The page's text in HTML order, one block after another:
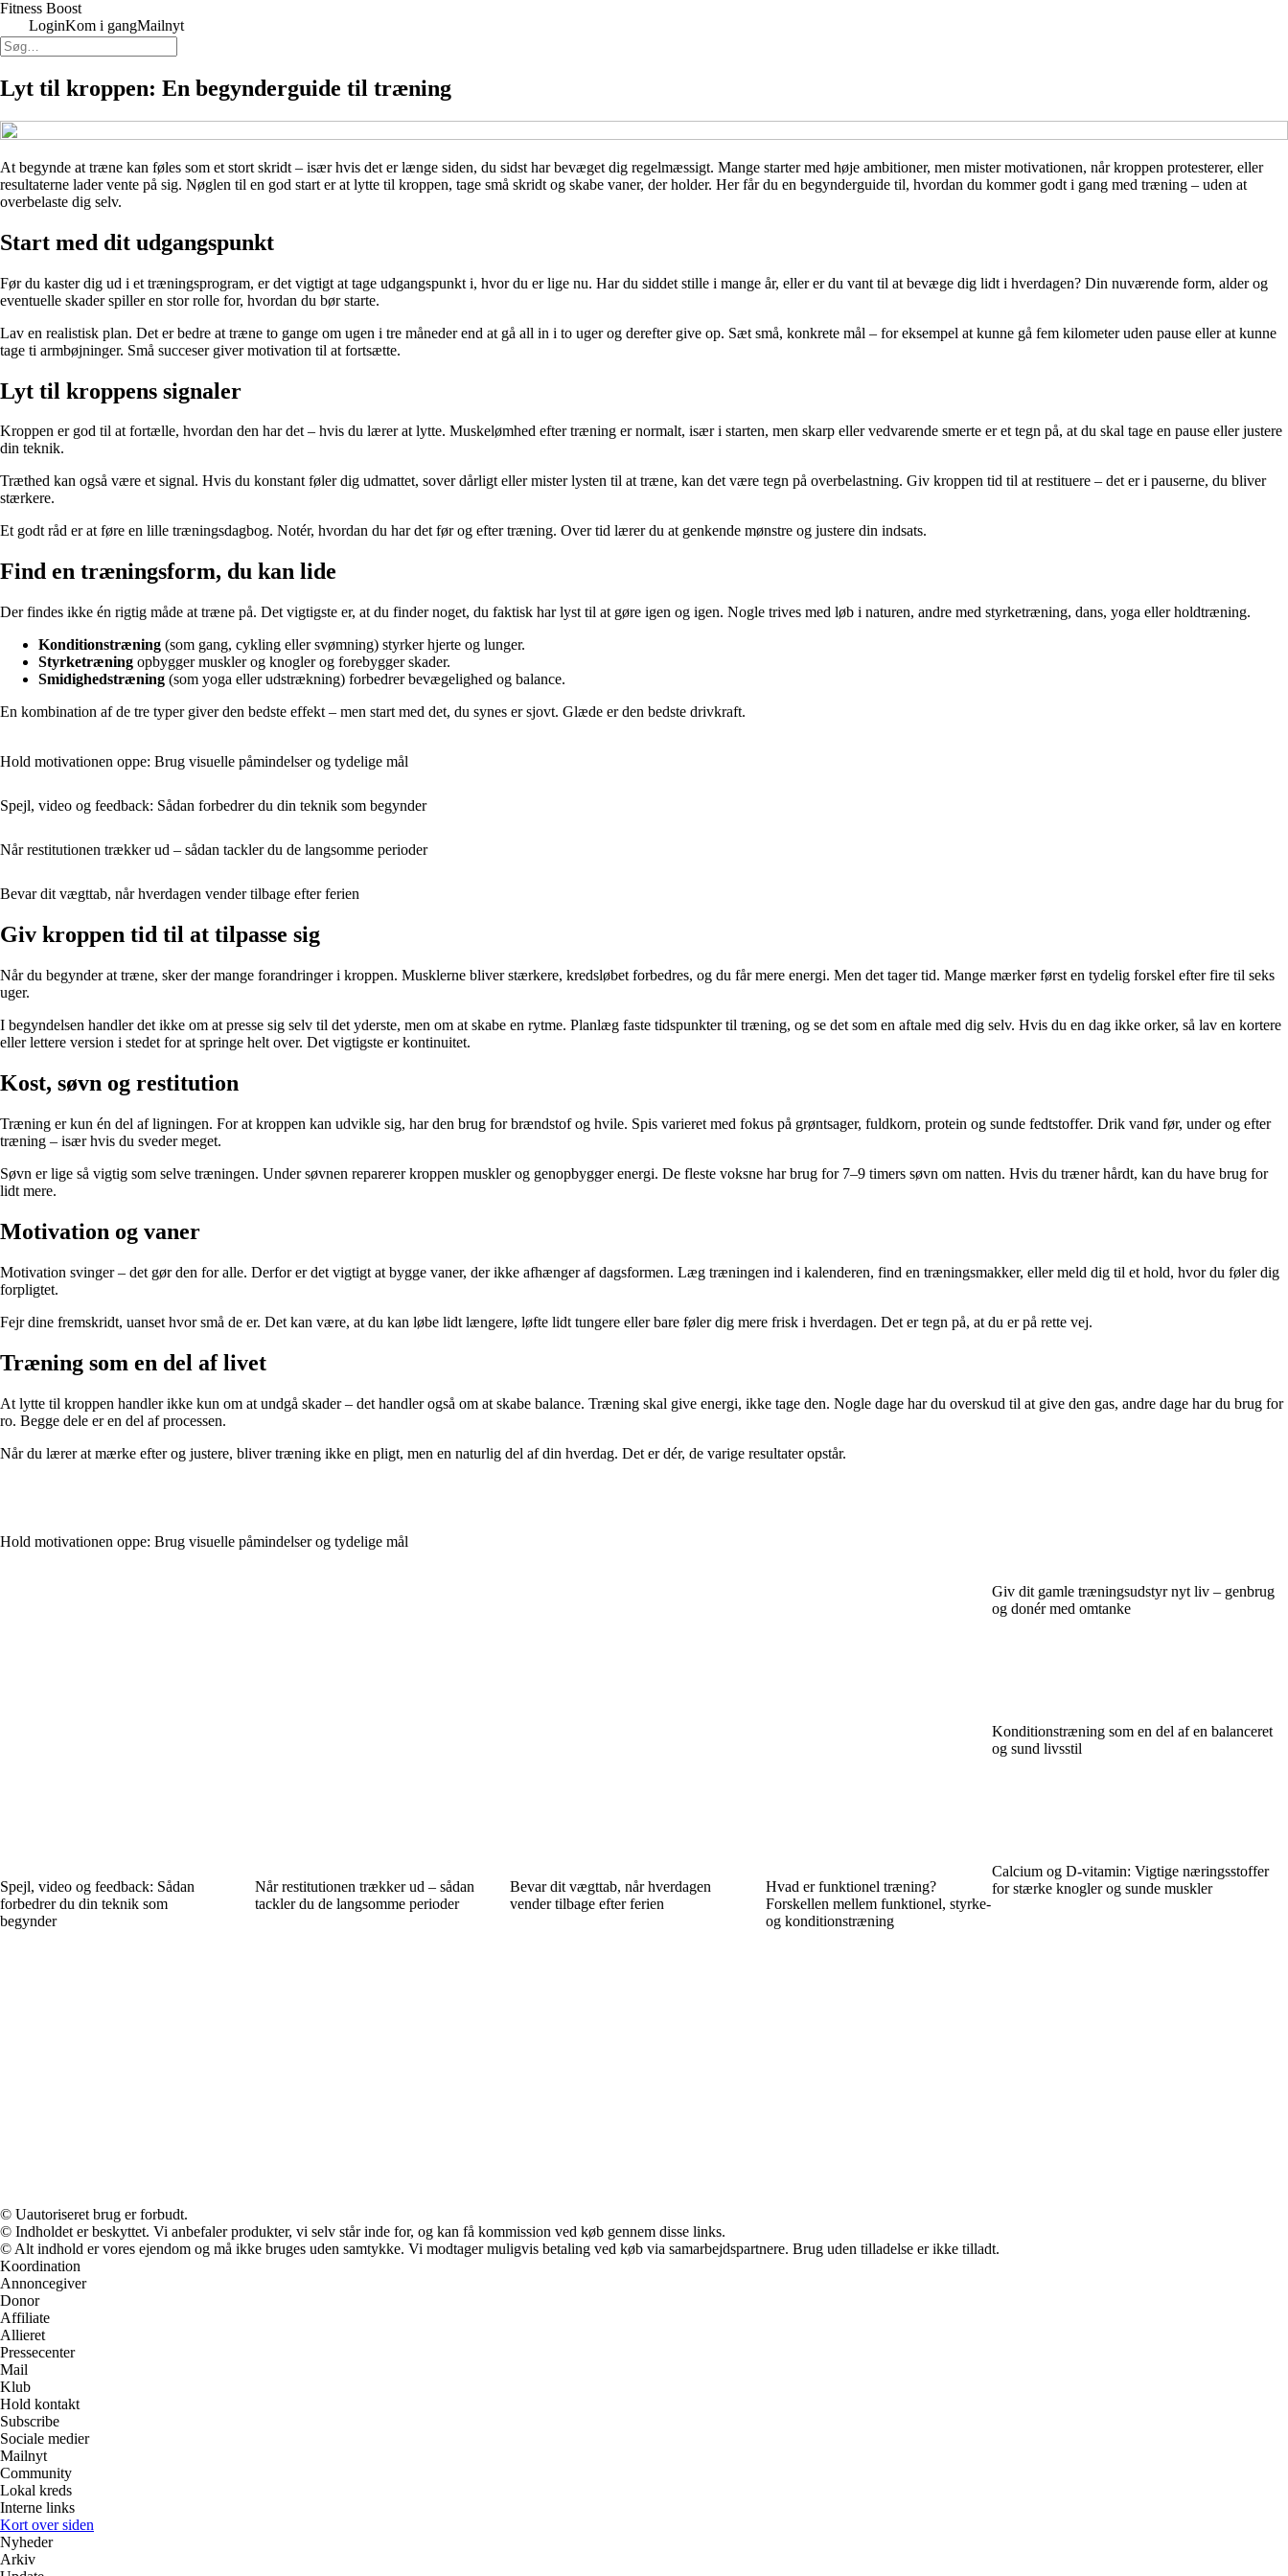
Fitness Boost
LoginKom i gangMailnyt
Lyt til kroppen: En begynder­guide til træning
At begynde at træne kan føles som et stort skridt – især hvis det er længe siden, du sidst har bevæget dig regelmæssigt. Mange starter med høje ambitioner, men mister motivationen, når kroppen protesterer, eller
resultaterne lader vente på sig. Nøglen til en god start er at lytte til kroppen, tage små skridt og skabe vaner, der holder. Her får du en begynder­guide til, hvordan du kommer godt i gang med træning – uden at
overbelaste dig selv.
Start med dit udgangspunkt
Før du kaster dig ud i et træningsprogram, er det vigtigt at tage udgangspunkt i, hvor du er lige nu. Har du siddet stille i mange år, eller er du vant til at bevæge dig lidt i hverdagen? Din nuværende form, alder og
eventuelle skader spiller en stor rolle for, hvordan du bør starte.
Lav en realistisk plan. Det er bedre at træne to gange om ugen i tre måneder end at gå all in i to uger og derefter give op. Sæt små, konkrete mål – for eksempel at kunne gå fem kilometer uden pause eller at kunne
tage ti armbøjninger. Små succeser giver motivation til at fortsætte.
Lyt til kroppens signaler
Kroppen er god til at fortælle, hvordan den har det – hvis du lærer at lytte. Muskelømhed efter træning er normalt, især i starten, men skarp eller vedvarende smerte er et tegn på, at du skal tage en pause eller justere
din teknik.
Træthed kan også være et signal. Hvis du konstant føler dig udmattet, sover dårligt eller mister lysten til at træne, kan det være tegn på overbelastning. Giv kroppen tid til at restituere – det er i pauserne, du bliver
stærkere.
Et godt råd er at føre en lille træningsdagbog. Notér, hvordan du har det før og efter træning. Over tid lærer du at genkende mønstre og justere din indsats.
Find en træningsform, du kan lide
Der findes ikke én rigtig måde at træne på. Det vigtigste er, at du finder noget, du faktisk har lyst til at gøre igen og igen. Nogle trives med løb i naturen, andre med styrketræning, dans, yoga eller holdtræning.
Konditionstræning (som gang, cykling eller svømning) styrker hjerte og lunger.
Styrketræning opbygger muskler og knogler og forebygger skader.
Smidighedstræning (som yoga eller udstrækning) forbedrer bevægelighed og balance.
En kombination af de tre typer giver den bedste effekt – men start med det, du synes er sjovt. Glæde er den bedste drivkraft.
Hold motivationen oppe: Brug visuelle påmindelser og tydelige mål
Spejl, video og feedback: Sådan forbedrer du din teknik som begynder
Når restitutionen trækker ud – sådan tackler du de langsomme perioder
Bevar dit vægttab, når hverdagen vender tilbage efter ferien
Giv kroppen tid til at tilpasse sig
Når du begynder at træne, sker der mange forandringer i kroppen. Musklerne bliver stærkere, kredsløbet forbedres, og du får mere energi. Men det tager tid. Mange mærker først en tydelig forskel efter fire til seks
uger.
I begyndelsen handler det ikke om at presse sig selv til det yderste, men om at skabe en rytme. Planlæg faste tidspunkter til træning, og se det som en aftale med dig selv. Hvis du en dag ikke orker, så lav en kortere
eller lettere version i stedet for at springe helt over. Det vigtigste er kontinuitet.
Kost, søvn og restitution
Træning er kun én del af ligningen. For at kroppen kan udvikle sig, har den brug for brændstof og hvile. Spis varieret med fokus på grøntsager, fuldkorn, protein og sunde fedtstoffer. Drik vand før, under og efter
træning – især hvis du sveder meget.
Søvn er lige så vigtig som selve træningen. Under søvnen reparerer kroppen muskler og genopbygger energi. De fleste voksne har brug for 7–9 timers søvn om natten. Hvis du træner hårdt, kan du have brug for
lidt mere.
Motivation og vaner
Motivation svinger – det gør den for alle. Derfor er det vigtigt at bygge vaner, der ikke afhænger af dagsformen. Læg træningen ind i kalenderen, find en træningsmakker, eller meld dig til et hold, hvor du føler dig
forpligtet.
Fejr dine fremskridt, uanset hvor små de er. Det kan være, at du kan løbe lidt længere, løfte lidt tungere eller bare føler dig mere frisk i hverdagen. Det er tegn på, at du er på rette vej.
Træning som en del af livet
At lytte til kroppen handler ikke kun om at undgå skader – det handler også om at skabe balance. Træning skal give energi, ikke tage den. Nogle dage har du overskud til at give den gas, andre dage har du brug for
ro. Begge dele er en del af processen.
Når du lærer at mærke efter og justere, bliver træning ikke en pligt, men en naturlig del af din hverdag. Det er dér, de varige resultater opstår.
Hold motivationen oppe: Brug visuelle påmindelser og tydelige mål
Spejl, video og feedback: Sådan
forbedrer du din teknik som
begynder
Når restitutionen trækker ud – sådan
tackler du de langsomme perioder
Bevar dit vægttab, når hverdagen
vender tilbage efter ferien
Hvad er funktionel træning?
Forskellen mellem funktionel, styrke-
og konditionstræning
Giv dit gamle træningsudstyr nyt liv – genbrug
og donér med omtanke
Konditionstræning som en del af en balanceret
og sund livsstil
Calcium og D-vitamin: Vigtige næringsstoffer
for stærke knogler og sunde muskler
© Uautoriseret brug er forbudt.
© Indholdet er beskyttet. Vi anbefaler produkter, vi selv står inde for, og kan få kommission ved køb gennem disse links.
© Alt indhold er vores ejendom og må ikke bruges uden samtykke. Vi modtager muligvis betaling ved køb via samarbejdspartnere. Brug uden tilladelse er ikke tilladt.
Koordination
Annoncegiver
Donor
Affiliate
Allieret
Pressecenter
Mail
Klub
Hold kontakt
Subscribe
Sociale medier
Mailnyt
Community
Lokal kreds
Interne links
Kort over siden
Nyheder
Arkiv